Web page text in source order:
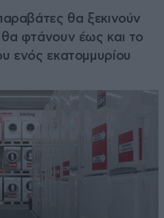
θα ξεκινούν
φτάνουν έως και το
ενός εκατομμυρίου